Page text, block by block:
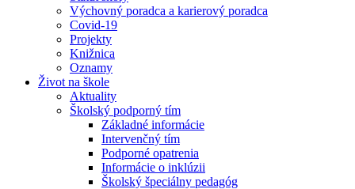
Výchovný poradca a karierový poradca
Covid-19
Projekty
Knižnica
Oznamy
Život na škole
Aktuality
Školský podporný tím
Základné informácie
Intervenčný tím
Podporné opatrenia
Informácie o inklúzii
Školský špeciálny pedagóg